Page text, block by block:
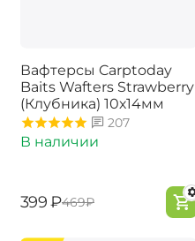
Вафтерсы Carptoday
Baits Wafters Strawberry
(Клубника) 10х14мм
207
В наличии
‍399‍ ₽‍469‍₽